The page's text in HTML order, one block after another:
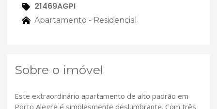
21469AGPI
Apartamento - Residencial
Sobre o imóvel
Este extraordinário apartamento de alto padrão em
Porto Alegre é simplesmente deslumbrante. Com três